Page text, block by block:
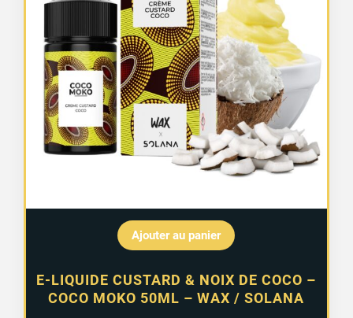
Ajouter au panier
E-LIQUIDE CUSTARD & NOIX DE COCO –
COCO MOKO 50ML – WAX / SOLANA